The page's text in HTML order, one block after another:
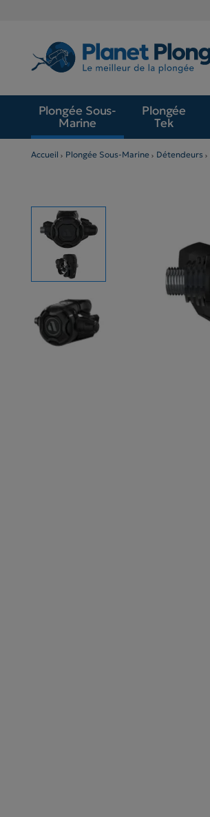
Plongée Sous-
Marine
Plongée
Tek
Accueil Plongée Sous-Marine Détendeurs